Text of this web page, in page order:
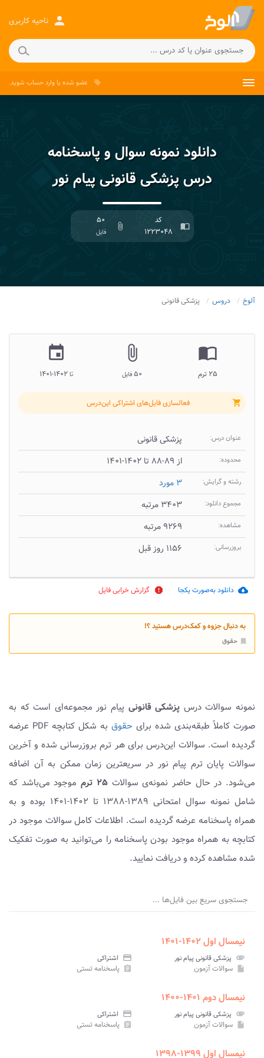
person ناحیه کاربری
local_offer عضو شده یاوارد حساب شوید.
دانلود نمونه سوال و پاسخنامه
درس پزشکی قانونی پیام نور
import_contacts
کد
۱۲۲۳۰۴۸
attach_file
۵۰
فایل
آلوخ دروس پزشکی قانونی
import_contacts
۲۵ ترم
attach_file
۵۰فایل
insert_invitation
تا۱۴۰۲-۱۴۰۱
shopping_cart فعالسازی فایل‌های اشتراکی این‌درس
عنوان درس: پزشکی قانونی
محدوده: از ۸۹-۸۸ تا ۱۴۰۲-۱۴۰۱
رشته و گرایش: ۳ مورد
مجموع دانلود: ۳۴۰۳ مرتبه
مشاهده: ۹۲۶۹ مرتبه
بروزرسانی: ۱۱۵۶ روز قبل
cloud_download دانلود به‌صورت یکجا report گزارش خرابی فایل
به دنبال جزوه و کمک‌درس هستید ؟!
حقوق
نمونه سوالات درس پزشکی قانونی پیام نور مجموعه‌ای است که به
صورت کاملاً طبقه‌بندی شده برای حقوق
به شکل کتابچه PDF عرضه
گردیده است. سوالات این‌درس برای هر ترم بروزرسانی شده و آخرین
سوالات پایان ترم پیام نور در سریعترین زمان ممکن به آن اضافه
می‌شود. در حال حاضر نمونه‌ی سوالات۲۵ ترم
موجود می‌باشد که
شامل نمونه سوال امتحانی ۱۳۸۹-۱۳۸۸ تا ۱۴۰۲-۱۴۰۱ بوده و به
همراه پاسخنامه عرضه گردیده است. اطلاعات کامل سوالات موجود در
کتابچه به همراه موجود بودن پاسخنامه را می‌توانید به صورت تفکیک
شده مشاهده کرده و دریافت نمایید.
جستجوی سریع بین فایل‌ها ...
نیمسال اول ۱۴۰۲-۱۴۰۱
attachment پزشکی قانونی پیام نور credit_card اشتراکی
insert_drive_file سوالات آزمون assignment پاسخنامه تستی
نیمسال دوم ۱۴۰۱-۱۴۰۰
attachment پزشکی قانونی پیام نور credit_card اشتراکی
insert_drive_file سوالات آزمون assignment پاسخنامه تستی
نیمسال اول ۱۳۹۹-۱۳۹۸